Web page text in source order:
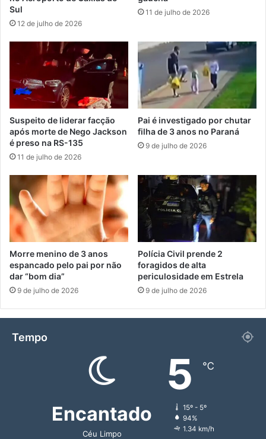
Sul
12 de julho de 2026
11 de julho de 2026
Suspeito de liderar facção
após morte de Nego Jackson
é preso na RS-135
11 de julho de 2026
Pai é investigado por chutar
filha de 3 anos no Paraná
9 de julho de 2026
Morre menino de 3 anos
espancado pelo pai por não
dar “bom dia”
9 de julho de 2026
Polícia Civil prende 2
foragidos de alta
periculosidade em Estrela
9 de julho de 2026
Tempo
Encantado
Céu Limpo
5 ℃
15º - 5º
94%
1.34 km/h